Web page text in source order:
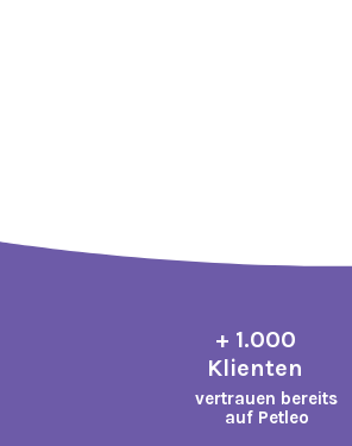
+ 1.000
Klienten
vertrauen bereits
auf Petleo